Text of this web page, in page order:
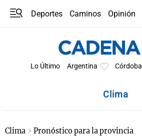
Deportes Caminos
Opinión
Lo Último Argentina Córdoba
Clima
Clima Pronóstico para la provincia